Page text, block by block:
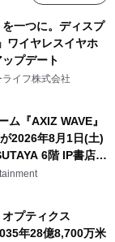
一つに。ディスプ
ワイヤレスイヤホ
プデート
イフ株式会社
ム『AXIZ WAVE』
2026年8月1日(土)
6階 IP書店で
プティクス
年28億8,700万米